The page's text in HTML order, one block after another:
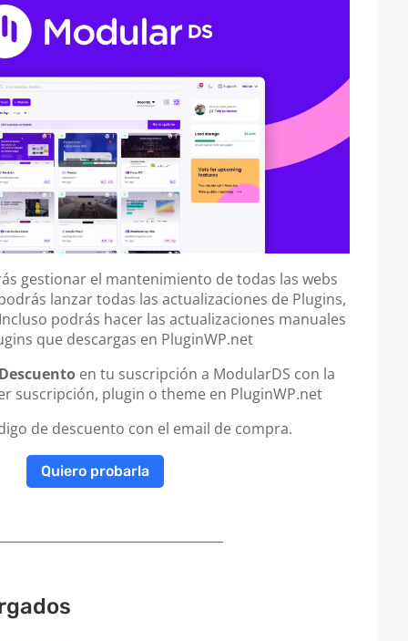
gestionar el mantenimiento de todas las webs
lanzar todas las actualizaciones de Plugins,
podrás hacer las actualizaciones manuales
que descargas en PluginWP.net
en tu suscripción a ModularDS con la
suscripción, plugin o theme en PluginWP.net
de descuento con el email de compra.
Quiero probarla